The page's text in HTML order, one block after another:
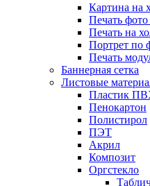
Картина на
Печать фото
Печать на
Портрет по
Печать
Баннерная сетка
Листовые
Пластик
Пенокартон
Полистирол
ПЭТ
Акрил
Композит
Оргстекло